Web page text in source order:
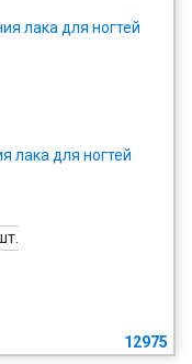
лака для ногтей
12975